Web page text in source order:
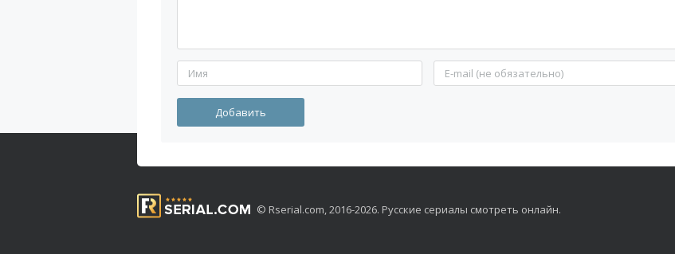
© Rserial.com, 2016-2026. Русские сериалы смотреть онлайн.